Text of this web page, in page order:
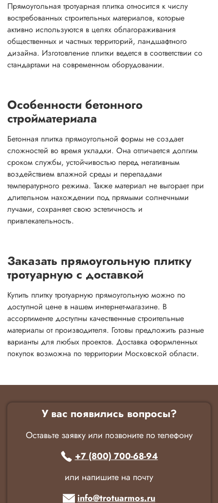
Прямоугольная тротуарная плитка относится к числу
востребованных строительных материалов, которые
активно используются в целях облагораживания
общественных и частных территорий, ландшафтного
дизайна. Изготовление плитки ведется в соответствии со
стандартами на современном оборудовании.
Особенности бетонного
стройматериала
Бетонная плитка прямоугольной формы не создает
сложностей во время укладки. Она отличается долгим
сроком службы, устойчивостью перед негативным
воздействием влажной среды и перепадами
температурного режима. Также материал не выгорает при
длительном нахождении под прямыми солнечными
лучами, сохраняет свою эстетичность и
привлекательность.
Заказать прямоугольную плитку
тротуарную с доставкой
Купить плитку тротуарную прямоугольную можно по
доступной цене в нашем интернет-магазине. В
ассортименте доступны качественные строительные
материалы от производителя. Готовы предложить разные
варианты для любых проектов. Доставка оформленных
покупок возможна по территории Московской области.
У вас появились вопросы?
Оставьте заявку или позвоните по телефону
+7 (800) 700-68-94
или напишите на почту
info@trotuarmos.ru